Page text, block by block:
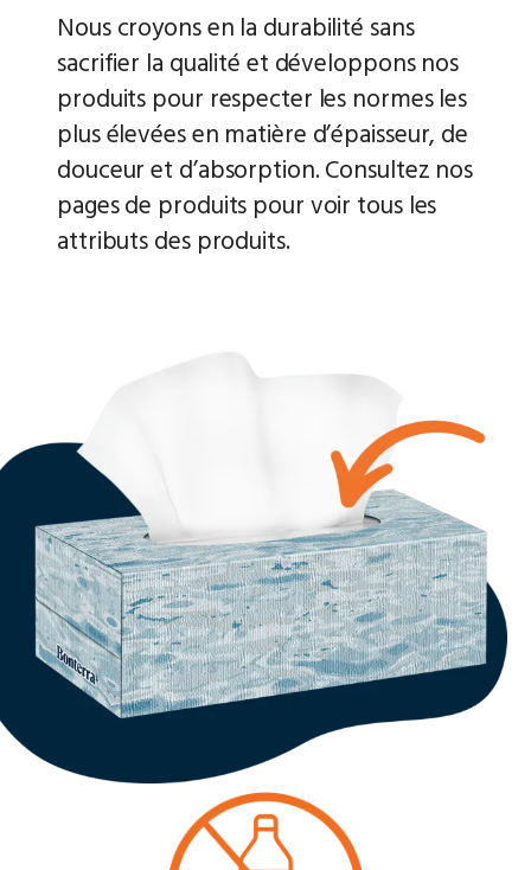
Nous croyons en la durabilité sans
sacrifier la qualité et développons nos
produits pour respecter les normes les
plus élevées en matière d’épaisseur, de
douceur et d’absorption. Consultez nos
pages de produits pour voir tous les
attributs des produits.